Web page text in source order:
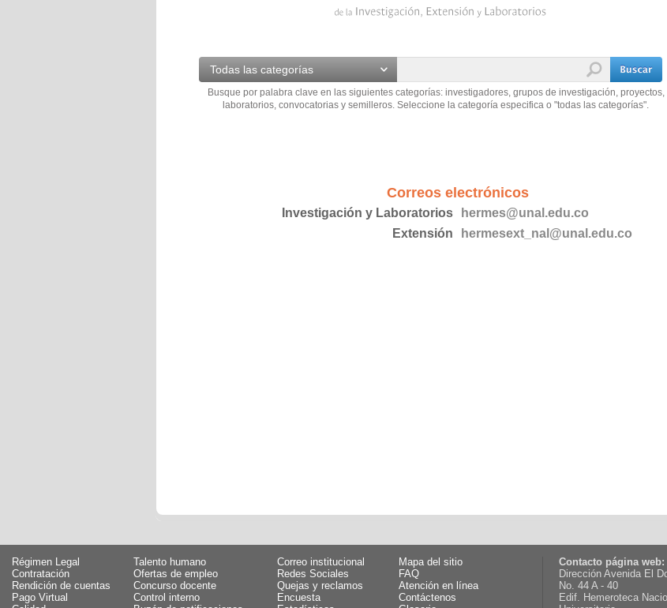
Todas las categorías
Busque por palabra clave en las siguientes categorías: investigadores, grupos de investigación, proyectos,
laboratorios, convocatorias y semilleros. Seleccione la categoría especifica o "todas las categorías".
Correos electrónicos
Investigación y Laboratorios
hermes@unal.edu.co
Extensión
hermesext_nal@unal.edu.co
Régimen Legal
Talento humano
Contratación
Ofertas de empleo
Rendición de cuentas
Concurso docente
Pago Virtual
Control interno
Correo institucional
Mapa del sitio
Redes Sociales
FAQ
Quejas y reclamos
Atención en línea
Encuesta
Contáctenos
Contacto página web:
Dirección Avenida El
No. 44 A - 40
Edif. Hemeroteca